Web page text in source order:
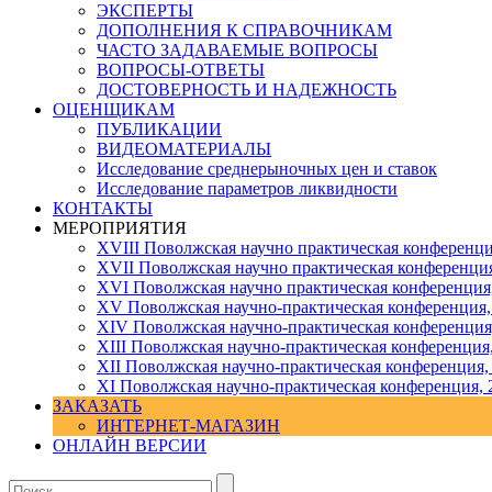
ЭКСПЕРТЫ
ДОПОЛНЕНИЯ К СПРАВОЧНИКАМ
ЧАСТО ЗАДАВАЕМЫЕ ВОПРОСЫ
ВОПРОСЫ-ОТВЕТЫ
ДОСТОВЕРНОСТЬ И НАДЕЖНОСТЬ
ОЦЕНЩИКАМ
ПУБЛИКАЦИИ
ВИДЕОМАТЕРИАЛЫ
Исследование среднерыночных цен и ставок
Исследование параметров ликвидности
КОНТАКТЫ
МЕРОПРИЯТИЯ
XVIII Поволжская научно практическая
XVII Поволжская научно практическая
XVI Поволжская научно практическая
ХV Поволжская научно-практическая
ХIV Поволжская научно-практическая
ХIII Поволжская научно-практическая
ХII Поволжская научно-практическая конференция,
XI Поволжская научно-практическая конференция,
ЗАКАЗАТЬ
ИНТЕРНЕТ-МАГАЗИН
ОНЛАЙН ВЕРСИИ